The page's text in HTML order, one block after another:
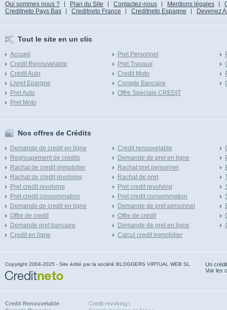
Qui sommes nous ?
Plan du Site Contactez-nous Mentions légales
Creditneto Pays Bas
Creditneto France Creditneto Espagne Devenez
Tout le site en un clic
Accueil
Credit Renouvelable
Credit Auto
Livret Epargne
Pret Auto
Pret Moto
Pret Personnel
Pret Travaux
Credit Moto
Compte Bancaire
Offre Speciale CREDIT
Nos offres de Crédits
Demande de credit en ligne
Regroupement de credits
Rachat de credit immobilier
Rachat de credit revolving
Pret credit revolving
Pret credit consommation
Demande de credit en ligne
Offre de credit
Demande pret bancaire
Credit en ligne
Credit renouvelable
Demande de pret en ligne
Rachat pret personnel
Rachat de pret
Pret credit revolving
Pret credit consommation
Demande de pret personnel
Offre de credit
Demande de pret en ligne
Calcul credit immobilier
Copyright 2004-2025 - Site édité par la société BLOGGERS VIRTUAL WEB SL
Un
Voir les
Credit Renouvelable
Credit revolving